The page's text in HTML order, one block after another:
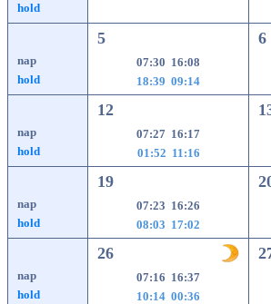
hold
nap
hold
5
07:30 16:08
18:39 09:14
6
nap
hold
12
07:27 16:17
01:52 11:16
nap
hold
19
07:23 16:26
08:03 17:02
nap
hold
26
07:16 16:37
10:14 00:36